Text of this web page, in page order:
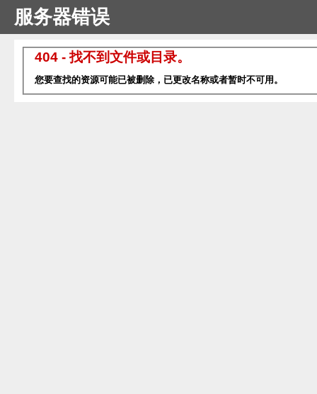
服务器错误
404 - 找不到文件或目录。
您要查找的资源可能已被删除，已更改名称或者暂时不可用。